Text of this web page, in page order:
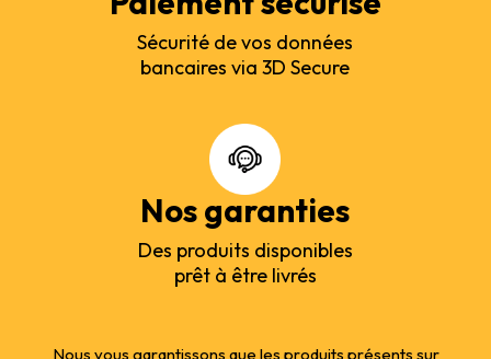
Sécurité de vos données
bancaires via 3D Secure
Nos garanties
Des produits disponibles
prêt à être livrés
Nous vous garantissons que les produits présents sur